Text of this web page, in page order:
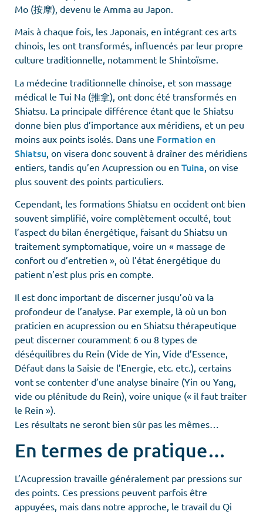
Mo (按摩), devenu le Amma au Japon.
Mais à chaque fois, les Japonais, en intégrant ces arts
chinois, les ont transformés, influencés par leur propre
culture traditionnelle, notamment le Shintoïsme.
La médecine traditionnelle chinoise, et son massage
médical le Tui Na (推拿), ont donc été transformés en
Shiatsu. La principale différence étant que le Shiatsu
donne bien plus d’importance aux méridiens, et un peu
moins aux points isolés. Dans une Formation en
Shiatsu , on visera donc souvent à draîner des méridiens
entiers, tandis qu’en Acupression ou en Tuina , on vise
plus souvent des points particuliers.
Cependant, les formations Shiatsu en occident ont bien
souvent simplifié, voire complètement occulté, tout
l’aspect du bilan énergétique, faisant du Shiatsu un
traitement symptomatique, voire un « massage de
confort ou d’entretien », où l’état énergétique du
patient n’est plus pris en compte.
Il est donc important de discerner jusqu’où va la
profondeur de l’analyse. Par exemple, là où un bon
praticien en acupression ou en Shiatsu thérapeutique
peut discerner couramment 6 ou 8 types de
déséquilibres du Rein (Vide de Yin, Vide d’Essence,
Défaut dans la Saisie de l’Energie, etc. etc.), certains
vont se contenter d’une analyse binaire (Yin ou Yang,
vide ou plénitude du Rein), voire unique (« il faut traiter
le Rein »).
Les résultats ne seront bien sûr pas les mêmes…
En termes de pratique…
L’Acupression travaille généralement par pressions sur
des points. Ces pressions peuvent parfois être
appuyées, mais dans notre approche, le travail du Qi